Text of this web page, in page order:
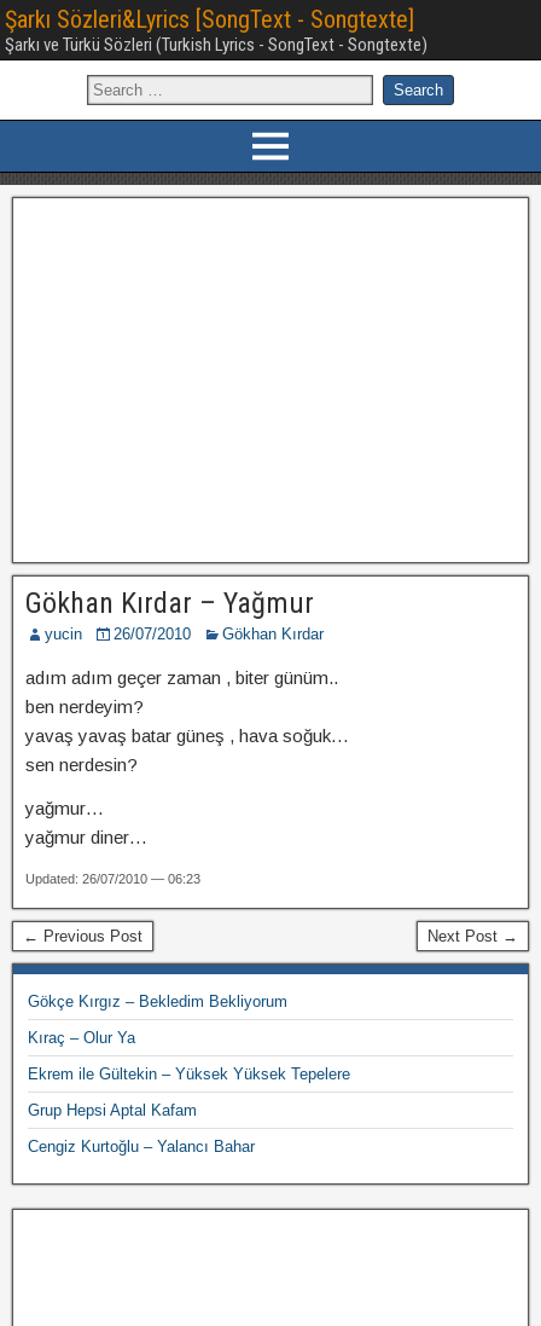
Şarkı Sözleri&Lyrics [SongText - Songtexte]
Şarkı ve Türkü Sözleri (Turkish Lyrics - SongText - Songtexte)
Gökhan Kırdar – Yağmur
yucin 26/07/2010 Gökhan Kırdar
adım adım geçer zaman , biter günüm..
ben nerdeyim?
yavaş yavaş batar güneş , hava soğuk…
sen nerdesin?
yağmur…
yağmur diner…
Updated: 26/07/2010 — 06:23
← Previous Post Next Post →
Gökçe Kırgız – Bekledim Bekliyorum
Kıraç – Olur Ya
Ekrem ile Gültekin – Yüksek Yüksek Tepelere
Grup Hepsi Aptal Kafam
Cengiz Kurtoğlu – Yalancı Bahar